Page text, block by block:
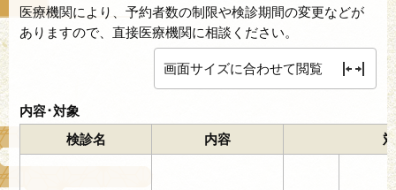
医療機関により、予約者数の制限や検診期間の変更などが
ありますので、直接医療機関に相談ください。
画面サイズに合わせて閲覧
内容･対象
検診名
内容